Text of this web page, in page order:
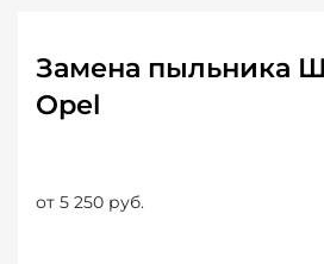
Замена пыльника
Opel
от 5 250 руб.